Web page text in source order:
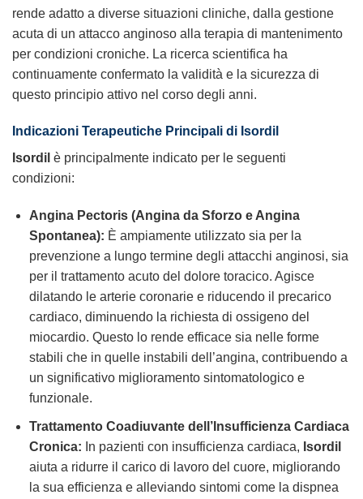
rende adatto a diverse situazioni cliniche, dalla gestione
acuta di un attacco anginoso alla terapia di mantenimento
per condizioni croniche. La ricerca scientifica ha
continuamente confermato la validità e la sicurezza di
questo principio attivo nel corso degli anni.
Indicazioni Terapeutiche Principali di Isordil
Isordil è principalmente indicato per le seguenti
condizioni:
Angina Pectoris (Angina da Sforzo e Angina
Spontanea): È ampiamente utilizzato sia per la
prevenzione a lungo termine degli attacchi anginosi, sia
per il trattamento acuto del dolore toracico. Agisce
dilatando le arterie coronarie e riducendo il precarico
cardiaco, diminuendo la richiesta di ossigeno del
miocardio. Questo lo rende efficace sia nelle forme
stabili che in quelle instabili dell’angina, contribuendo a
un significativo miglioramento sintomatologico e
funzionale.
Trattamento Coadiuvante dell’Insufficienza Cardiaca
Cronica: In pazienti con insufficienza cardiaca, Isordil
aiuta a ridurre il carico di lavoro del cuore, migliorando
la sua efficienza e alleviando sintomi come la dispnea